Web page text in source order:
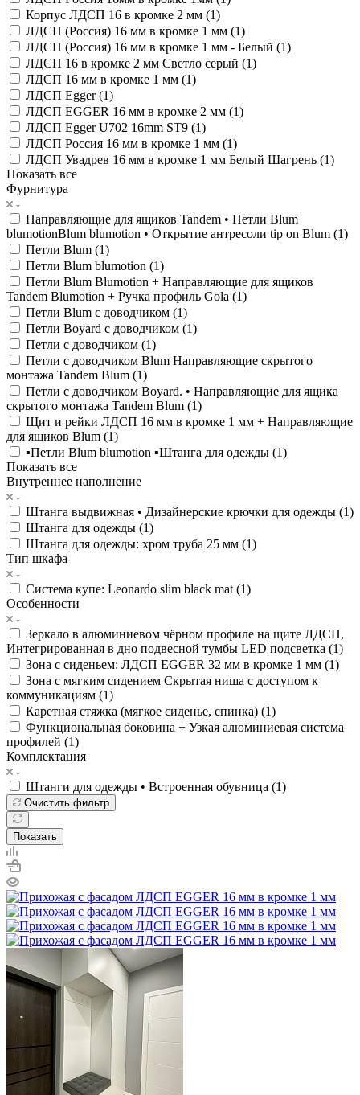
Корпус ЛДСП 16 в кромке 2 мм (1)
ЛДСП (Россия) 16 мм в кромке 1 мм (1)
ЛДСП (Россия) 16 мм в кромке 1 мм - Белый (1)
ЛДСП 16 в кромке 2 мм Светло серый (1)
ЛДСП 16 мм в кромке 1 мм (1)
ЛДСП Egger (1)
ЛДСП EGGER 16 мм в кромке 2 мм (1)
ЛДСП Egger U702 16mm ST9 (1)
ЛДСП Россия 16 мм в кромке 1 мм (1)
ЛДСП Увадрев 16 мм в кромке 1 мм Белый Шагрень (1)
Показать все
Фурнитура
Направляющие для ящиков Tandem • Петли Blum
blumotionBlum blumotion • Открытие антресоли tip on Blum (1)
Петли Blum (1)
Петли Blum blumotion (1)
Петли Blum Blumotion + Направляющие для ящиков
Tandem Blumotion + Ручка профиль Gola (1)
Петли Blum с доводчиком (1)
Петли Boyard с доводчиком (1)
Петли с доводчиком (1)
Петли с доводчиком Blum Направляющие скрытого
монтажа Tandem Blum (1)
Петли с доводчиком Boyard. • Направляющие для ящика
скрытого монтажа Tandem Blum (1)
Щит и рейки ЛДСП 16 мм в кромке 1 мм + Направляющие
для ящиков Blum (1)
▪️Петли Blum blumotion ▪️Штанга для одежды (1)
Показать все
Внутреннее наполнение
Штанга выдвижная • Дизайнерские крючки для одежды (1)
Штанга для одежды (1)
Штанга для одежды: хром труба 25 мм (1)
Тип шкафа
Система купе: Leonardo slim black mat (1)
Особенности
Зеркало в алюминиевом чёрном профиле на щите ЛДСП,
Интегрированная в дно подвесной тумбы LED подсветка (1)
Зона c сиденьем: ЛДСП EGGER 32 мм в кромке 1 мм (1)
Зона с мягким сидением Скрытая ниша с доступом к
коммуникациям (1)
Каретная стяжка (мягкое сиденье, спинка) (1)
Функциональная боковина + Узкая алюминиевая система
профилей (1)
Комплектация
Штанги для одежды • Встроенная обувница (1)
Очистить фильтр
Показать